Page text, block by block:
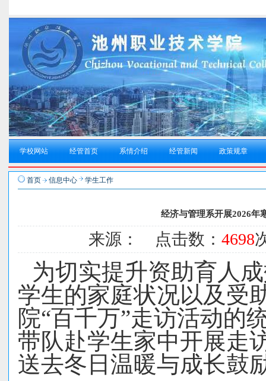
学校网站 经管首页 系情介绍 经管新闻 政策规章
首页 信息中心 学生工作
经济与管理系开展2026年
来源： 点击数： 4698
为切实提升资助育人
学生的家庭状况以及受
院“百千万”走访活动的
带队赴学生家中开展走
送去冬日温暖与成长鼓